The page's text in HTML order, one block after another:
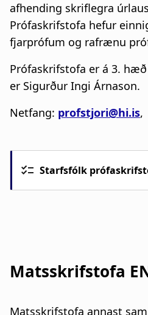
afhending skriflegra
Prófaskrifstofa hefur
fjarprófum og rafrænu
Prófaskrifstofa er á 3.
er Sigurður Ingi Árnason.
Netfang: profstjori@hi.is,
Starfsfólk
Matsskrifstofa
Matsskrifstofa annast